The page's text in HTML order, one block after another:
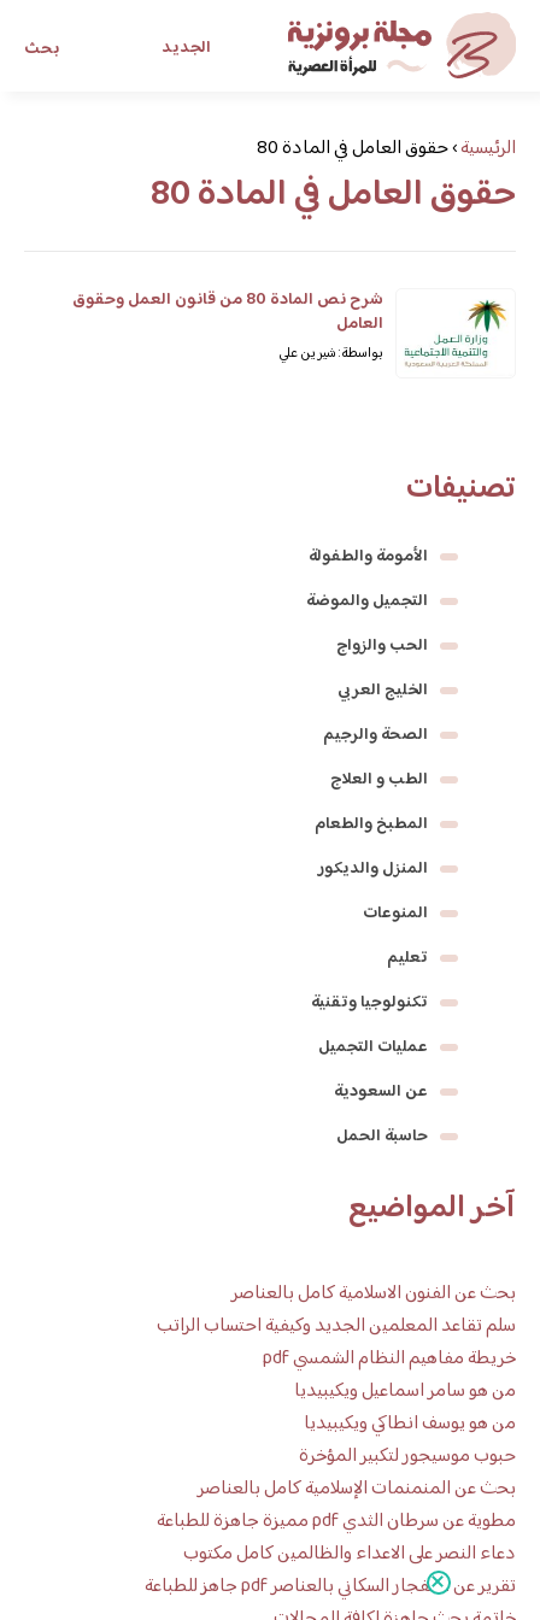
بحث الجديد
مجلة برونزية للفتاة العصرية
ابحث عن أي موضوع يهمك
الرئيسية›حقوق العامل في المادة 80
حقوق العامل في المادة 80
شرح نص المادة 80 من قانون العمل وحقوق
العامل
بواسطة: شيرين علي
تصنيفات
الأمومة والطفولة
التجميل والموضة
الحب والزواج
الخليج العربي
الصحة والرجيم
الطب و العلاج
المطبخ والطعام
المنزل والديكور
المنوعات
تعليم
تكنولوجيا وتقنية
عمليات التجميل
عن السعودية
حاسبة الحمل
آخر المواضيع
بحث عن الفنون الاسلامية كامل بالعناصر
سلم تقاعد المعلمين الجديد وكيفية احتساب الراتب
خريطة مفاهيم النظام الشمسي pdf
من هو سامر اسماعيل ويكيبيديا
من هو يوسف انطاكي ويكيبيديا
حبوب موسيجور لتكبير المؤخرة
بحث عن المنمنمات الإسلامية كامل بالعناصر
مطوية عن سرطان الثدي pdf مميزة جاهزة للطباعة
دعاء النصر على الاعداء والظالمين كامل مكتوب
تقرير عن الانفجار السكاني بالعناصر pdf جاهز للطباعة